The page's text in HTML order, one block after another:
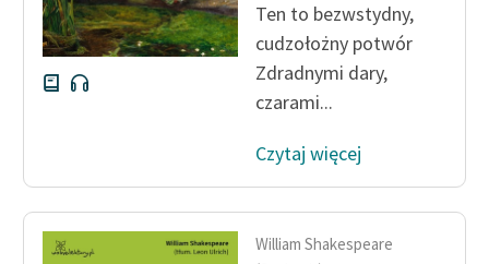
Szkoła Poezji Wolnych
Lektur
O nas
O projekcie
Zespół
Ten to bezwstydny,
cudzołożny potwór
Zdradnymi dary,
czarami...
Czytaj więcej
William Shakespeare